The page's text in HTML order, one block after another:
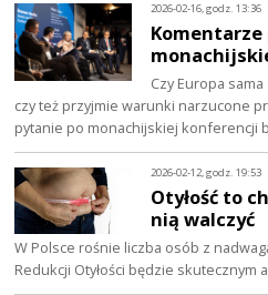
2026-02-16, godz. 13:36
Czy Europa
czy też przyjmie warunki narzucone
pytanie po monachijskiej konferencji
2026-02-12, godz. 19:53
Otyłość to
nią walczyć
W Polsce rośnie liczba osób z
Redukcji Otyłości będzie skutecznym